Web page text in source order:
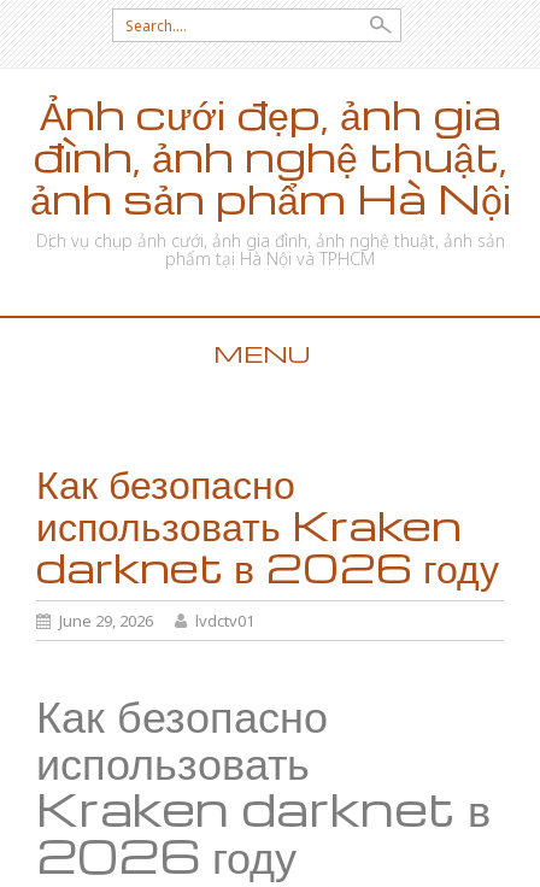
Search for:
Ảnh cưới đẹp, ảnh gia
đình, ảnh nghệ thuật,
ảnh sản phẩm Hà Nội
Dịch vụ chụp ảnh cưới, ảnh gia đình, ảnh nghệ thuật, ảnh sản
phẩm tại Hà Nội và TPHCM
MENU
Как безопасно
использовать Kraken
darknet в 2026 году
June 29, 2026 lvdctv01
Как безопасно
использовать
Kraken darknet в
2026 году